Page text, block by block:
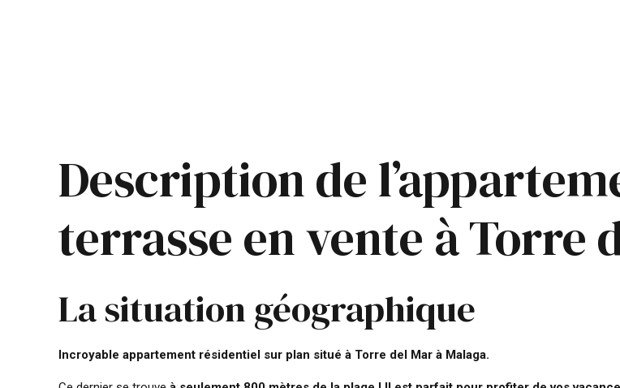
Description de
terrasse en vente à Torre
La situation géographique
Incroyable appartement résidentiel sur plan situé à Torre del Mar à Malaga.